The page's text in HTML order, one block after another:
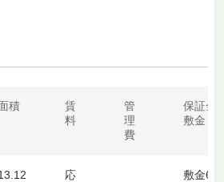
積
賃
料
管
理
費
保証金
敷金
応
敷金6ヶ